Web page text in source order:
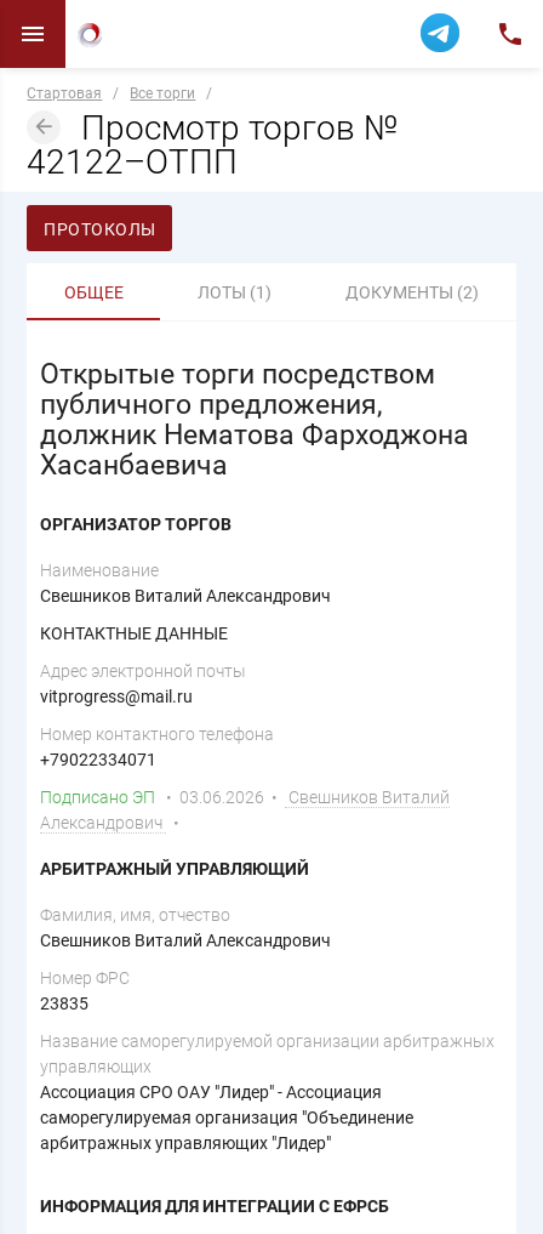
Стартовая / Все торги /
Просмотр торгов №
42122–ОТПП
ПРОТОКОЛЫ
ОБЩЕЕ ЛОТЫ (1) ДОКУМЕНТЫ (2)
Открытые торги посредством
публичного предложения,
должник Нематова Фарходжона
Хасанбаевича
ОРГАНИЗАТОР ТОРГОВ
Наименование
Свешников Виталий Александрович
КОНТАКТНЫЕ ДАННЫЕ
Адрес электронной почты
vitprogress@mail.ru
Номер контактного телефона
+79022334071
Подписано ЭП
• 03.06.2026 •
Свешников Виталий
Александрович
•
АРБИТРАЖНЫЙ УПРАВЛЯЮЩИЙ
Фамилия, имя, отчество
Свешников Виталий Александрович
Номер ФРС
23835
Название саморегулируемой организации арбитражных
управляющих
Ассоциация СРО ОАУ "Лидер" - Ассоциация
саморегулируемая организация "Объединение
арбитражных управляющих "Лидер"
ИНФОРМАЦИЯ ДЛЯ ИНТЕГРАЦИИ С ЕФРСБ